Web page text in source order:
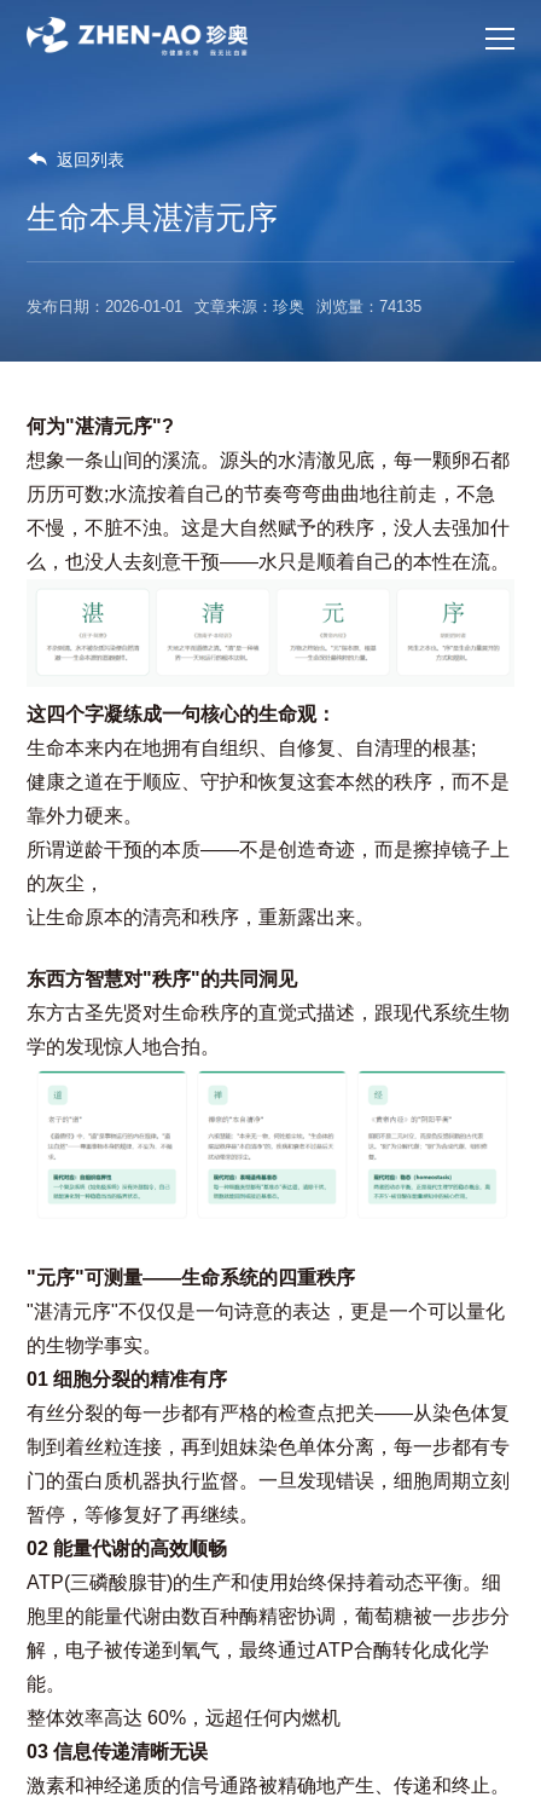
 返回列表
生命本具湛清元序
发布日期：2026-01-01 文章来源：珍奥 浏览量：74135
何为"湛清元序"?
想象一条山间的溪流。源头的水清澈见底，每一颗卵石都
历历可数;水流按着自己的节奏弯弯曲曲地往前走，不急
不慢，不脏不浊。这是大自然赋予的秩序，没人去强加什
么，也没人去刻意干预——水只是顺着自己的本性在流。
这四个字凝练成一句核心的生命观：
生命本来内在地拥有自组织、自修复、自清理的根基;
健康之道在于顺应、守护和恢复这套本然的秩序，而不是
靠外力硬来。
所谓逆龄干预的本质——不是创造奇迹，而是擦掉镜子上
的灰尘，
让生命原本的清亮和秩序，重新露出来。
东西方智慧对"秩序"的共同洞见
东方古圣先贤对生命秩序的直觉式描述，跟现代系统生物
学的发现惊人地合拍。
"元序"可测量——生命系统的四重秩序
"湛清元序"不仅仅是一句诗意的表达，更是一个可以量化
的生物学事实。
01 细胞分裂的精准有序
有丝分裂的每一步都有严格的检查点把关——从染色体复
制到着丝粒连接，再到姐妹染色单体分离，每一步都有专
门的蛋白质机器执行监督。一旦发现错误，细胞周期立刻
暂停，等修复好了再继续。
02 能量代谢的高效顺畅
ATP(三磷酸腺苷)的生产和使用始终保持着动态平衡。细
胞里的能量代谢由数百种酶精密协调，葡萄糖被一步步分
解，电子被传递到氧气，最终通过ATP合酶转化成化学
能。
整体效率高达 60%，远超任何内燃机
03 信息传递清晰无误
激素和神经递质的信号通路被精确地产生、传递和终止。